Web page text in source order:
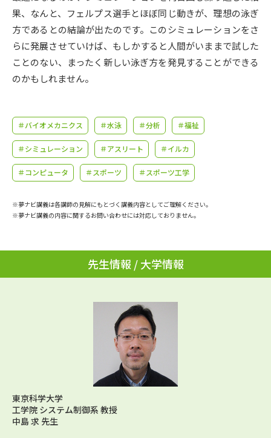
先輩が入学を決めた理由 テレメール全国一斉進学調査
新生活お役立ちガイド
大学で学びたい学問発見
学問のミニ講義「夢ナビ講義」 学問分野解説
学問の教科書 夢ナビライブ
大学進学IDについて
受付内容・発送状況の確認
個人情報取扱規定
テレメール進学カタログ
訂正のご案内
果、なんと、フェルプス選手とほぼ同じ動きが、理想の泳ぎ
方であるとの結論が出たのです。このシミュレーションをさ
らに発展させていけば、もしかすると人間がいままで試した
ことのない、まったく新しい泳ぎ方を発見することができる
のかもしれません。
＃バイオメカニクス ＃水泳 ＃分析 ＃福祉
＃シミュレーション ＃アスリート ＃イルカ
＃コンピュータ ＃スポーツ ＃スポーツ工学
※夢ナビ講義は各講師の見解にもとづく講義内容としてご理解ください。
※夢ナビ講義の内容に関するお問い合わせには対応しておりません。
先生情報 / 大学情報
東京科学大学
工学院 システム制御系 教授
中島 求 先生